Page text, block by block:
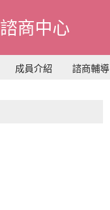
諮商中心
成員介紹 諮商輔導